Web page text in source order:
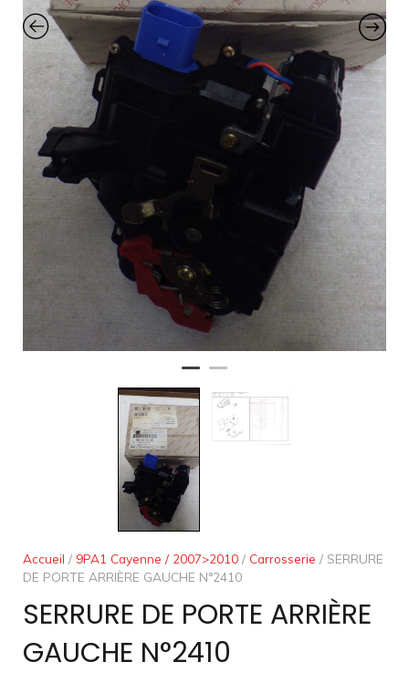
Accueil / 9PA1 Cayenne / 2007>2010 / Carrosserie / SERRURE
DE PORTE ARRIÈRE GAUCHE N°2410
SERRURE DE PORTE ARRIÈRE
GAUCHE N°2410